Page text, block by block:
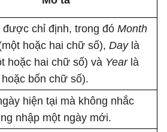
chỉ định, trong đó Month
hoặc hai chữ số), Daylà
hoặc hai chữ số) và Yearlà
bốn chữ số).
hiện tại mà không nhắc
nhập một ngày mới.